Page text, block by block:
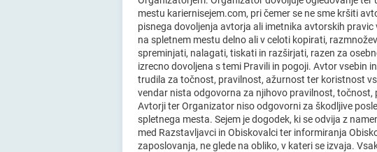
mestu kariernisejem.com, pri čemer se ne sme kršiti
pisnega dovoljenja avtorja ali imetnika avtorskih pravic
na spletnem mestu delno ali v celoti kopirati,
spreminjati, nalagati, tiskati in razširjati, razen za
izrecno dovoljena s temi Pravili in pogoji. Avtor vsebin
trudila za točnost, pravilnost, ažurnost ter koristnost
vendar nista odgovorna za njihovo pravilnost,
Avtorji ter Organizator niso odgovorni za škodljive
spletnega mesta. Sejem je dogodek, ki se odvija z
med Razstavljavci in Obiskovalci ter informiranja
zaposlovanja, ne glede na obliko, v kateri se izvaja.